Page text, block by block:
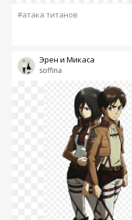
#атака титанов
soffina
Эрен и Микаса